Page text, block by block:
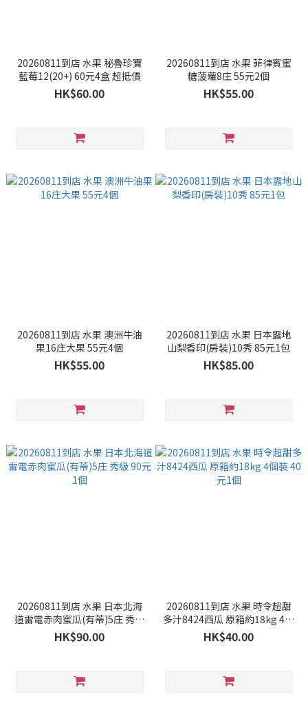
20260811到店 水果 秘魯珍寶
藍莓12(20+) 60元4盒 超抵價
HK$60.00
20260811到店 水果 菲律賓蜜
糖菠蘿8庄 55元2個
HK$55.00
20260811到店 水果 澳洲牛油
果16庄大果 55元4個
HK$55.00
20260811到店 水果 日本露地
山梨香印(房裝)10秀 85元1包
HK$85.00
20260811到店 水果 日本北海
道雷電赤肉蜜瓜(有蒂)5庄 秀級
90元1個
HK$90.00
20260811到店 水果 時令超甜
多汁8424西瓜 原箱約18kg 4個
裝 40元1個
HK$40.00